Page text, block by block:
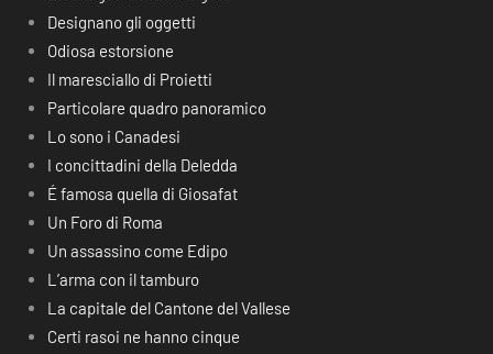
Designano gli oggetti
Odiosa estorsione
Il maresciallo di Proietti
Particolare quadro panoramico
Lo sono i Canadesi
I concittadini della Deledda
É famosa quella di Giosafat
Un Foro di Roma
Un assassino come Edipo
L’arma con il tamburo
La capitale del Cantone del Vallese
Certi rasoi ne hanno cinque